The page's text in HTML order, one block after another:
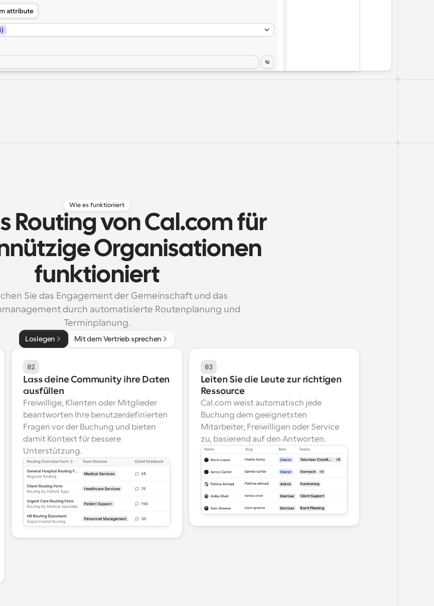
Wie es funktioniert
Routing von Cal.com für
Organisationen
funktioniert
Sie das Engagement der Gemeinschaft und das
durch automatisierte Routenplanung und
Terminplanung.
Loslegen Mit dem Vertrieb sprechen
02
Lass deine Community ihre Daten
ausfüllen
Freiwillige, Klienten oder Mitglieder
beantworten Ihre benutzerdefinierten
Fragen vor der Buchung und bieten
damit Kontext für bessere
Unterstützung.
03
Leiten Sie die Leute zur richtigen
Ressource
Cal.com weist automatisch jede
Buchung dem geeignetsten
Mitarbeiter, Freiwilligen oder Service
zu, basierend auf den Antworten.